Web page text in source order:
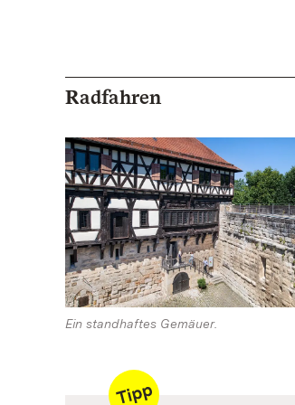
Radfahren
Ein standhaftes Gemäuer.